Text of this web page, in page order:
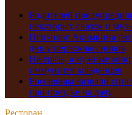
Родителей
некоторых сказок и
Психолог Акимкина
дня у первоклассников
Не грязь, а нужные
иммунитет младенцев
Россиянам назвали
при поездке на дачу
Ресторан